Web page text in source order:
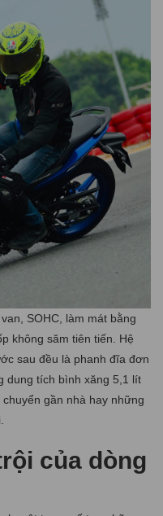
SOHC, làm mát bằng
không săm tiên tiến. Hệ
sau đều là phanh đĩa đơn
dung tích bình xăng 5,1 lít
gần nhà hay những
của dòng